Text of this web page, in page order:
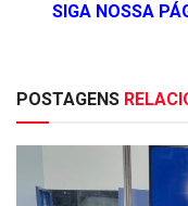
SIGA NOSSA
POSTAGENS